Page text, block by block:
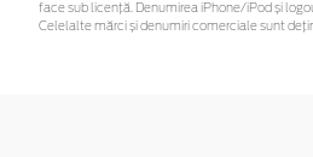
face sub licență. Denumirea iPhone/iPod și
Celelalte mărci și denumiri comerciale sunt